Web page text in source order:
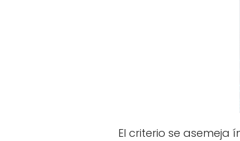
El criterio se